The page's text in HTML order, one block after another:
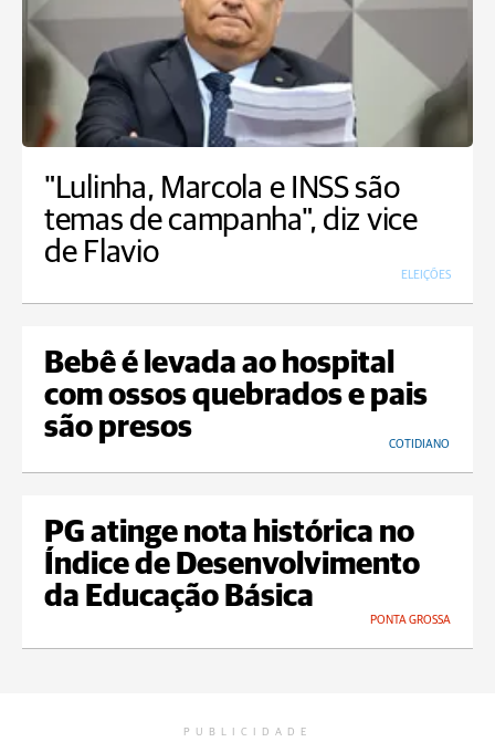
"Lulinha, Marcola e INSS são
temas de campanha", diz vice
de Flavio
ELEIÇÕES
Bebê é levada ao hospital
com ossos quebrados e pais
são presos
COTIDIANO
PG atinge nota histórica no
Índice de Desenvolvimento
da Educação Básica
PONTA GROSSA
PUBLICIDADE